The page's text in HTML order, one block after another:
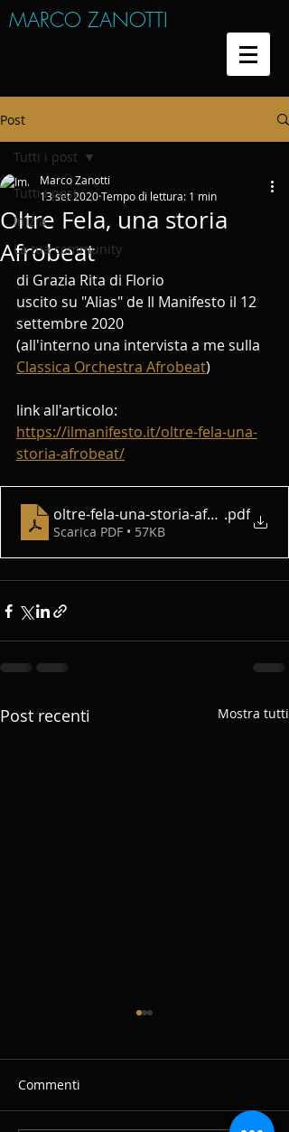
MARCO ZANOTTI
Post
Tutti i post
Inizia
La tua community
Tutti i post
Oltre Fela, una storia
Afrobeat
Marco Zanotti
13 set 2020Tempo di lettura: 1 min
di Grazia Rita di Florio
uscito su "Alias" de Il Manifesto il 12
settembre 2020
(all'interno una intervista a me sulla
Classica Orchestra Afrobeat)
link all'articolo:
https://ilmanifesto.it/oltre-fela-una-
storia-afrobeat/
oltre-fela-una-storia-afrobeat
.pdf
Scarica PDF • 57KB
Post recenti Mostra tutti
Commenti